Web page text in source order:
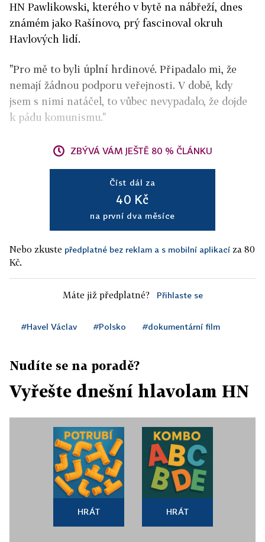
HN Pawlikowski, kterého v bytě na nábřeží, dnes
známém jako Rašínovo, prý fascinoval okruh
Havlových lidí.
"Pro mě to byli úplní hrdinové. Připadalo mi, že
nemají žádnou podporu veřejnosti. V době, kdy
jsem s nimi natáčel, to vůbec nevypadalo, že dojde
k pádu komunismu."
ZBÝVÁ VÁM JEŠTĚ 80 % ČLÁNKU
Číst dál za
40 Kč
na první dva měsíce
Nebo zkuste předplatné bez reklam a s mobilní aplikací za 80
Kč.
Máte již předplatné? Přihlaste se
#Havel Václav #Polsko #dokumentární film
Nudíte se na poradě?
Vyřešte dnešní hlavolam HN
HRÁT HRÁT